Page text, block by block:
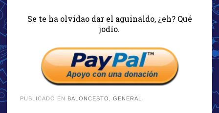
Se te ha olvidao dar el aguinaldo, ¿eh? Qué
jodío.
PUBLICADO EN BALONCESTO GENERAL